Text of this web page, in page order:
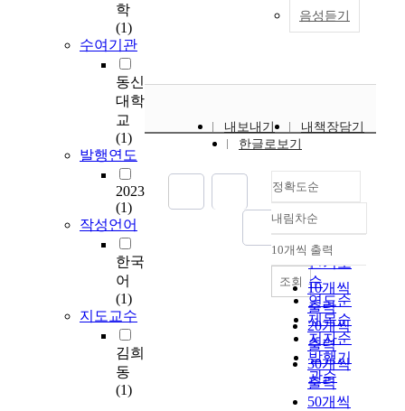
학
(1)
수여기관
동신
대학
교
(1)
발행연도
2023
(1)
작성언어
한국
어
(1)
지도교수
김희
동
(1)
음성듣기
3
6
내보내기
내책장담기
한글로보기
정확도순
정확도
순
인기도
순
연도순
제목순
저자순
발행기
관순
내림차순
내림차순
10개씩 출력
10개씩
출력
20개씩
출력
30개씩
출력
50개씩
조회